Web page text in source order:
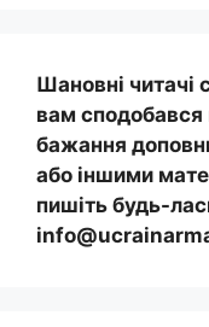
Шановні
вам сподобався
бажання
або іншими
пишіть будь-